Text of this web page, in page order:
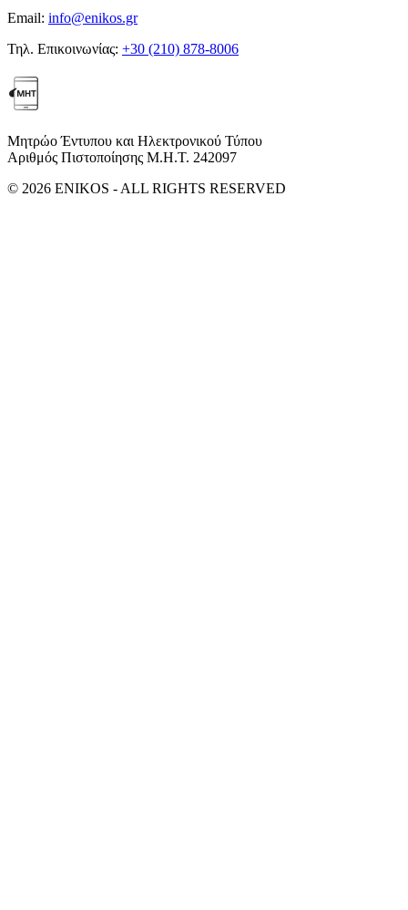
Email: info@enikos.gr
Τηλ. Επικοινωνίας: +30 (210) 878-8006
Μητρώο Έντυπου και Ηλεκτρονικού Τύπου
Αριθμός Πιστοποίησης Μ.Η.Τ. 242097
© 2026 ENIKOS - ALL RIGHTS RESERVED